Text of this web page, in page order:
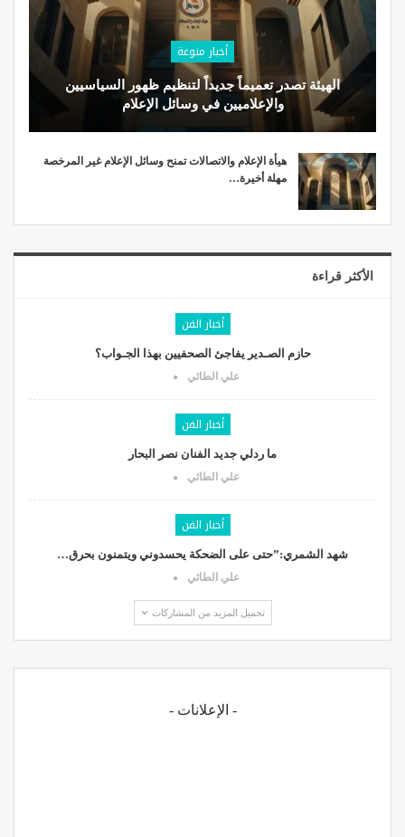
أخبار منوعة
الهيئة تصدر تعميماً جديداً لتنظيم ظهور السياسيين
والإعلاميين في وسائل الإعلام
هيأة الإعلام والاتصالات تمنح وسائل الإعلام غير المرخصة
مهلة أخيرة…
الأكثر قراءة
أخبار الفن
حازم الصـدير يفاجئ الصحفيين بهذا الجـواب؟
علي الطائي
أخبار الفن
ما ردلي جديد الفنان نصر البحار
علي الطائي
أخبار الفن
شهد الشمري:”حتى على الضحكة يحسدوني ويتمنون بحرق…
علي الطائي
تحميل المزيد من المشاركات
- الإعلانات -